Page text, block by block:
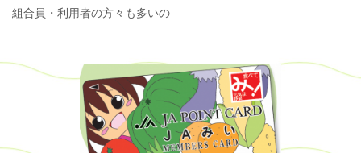
組合員・利用者の方々も多いの